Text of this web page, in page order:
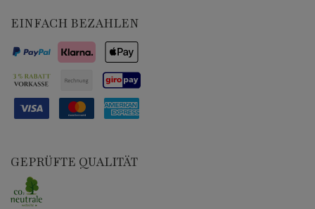
EINFACH BEZAHLEN
GEPRÜFTE QUALITÄT